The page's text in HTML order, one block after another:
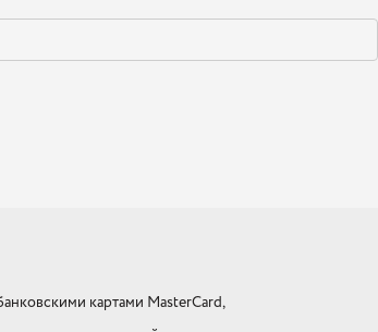
картами MasterCard,